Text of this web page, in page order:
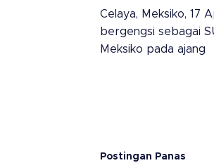
Celaya, Meksiko, 17
bergengsi sebagai
Meksiko pada ajang
Postingan Panas